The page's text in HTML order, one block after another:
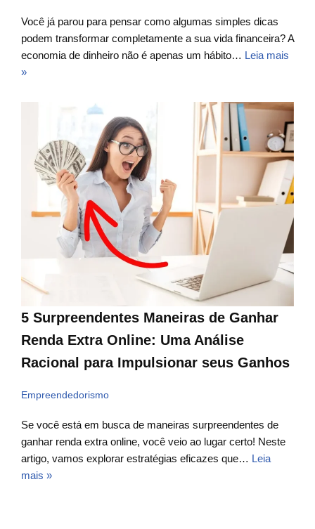
Você já parou para pensar como algumas simples dicas
podem transformar completamente a sua vida financeira? A
economia de dinheiro não é apenas um hábito… Leia mais
»
5 Surpreendentes Maneiras de Ganhar
Renda Extra Online: Uma Análise
Racional para Impulsionar seus Ganhos
Empreendedorismo
Se você está em busca de maneiras surpreendentes de
ganhar renda extra online, você veio ao lugar certo! Neste
artigo, vamos explorar estratégias eficazes que… Leia
mais »